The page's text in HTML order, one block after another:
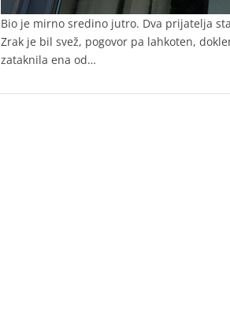
Bio je mirno sredino jutro. Dva prijatelja
Zrak je bil svež, pogovor pa lahkoten,
zataknila ena od…